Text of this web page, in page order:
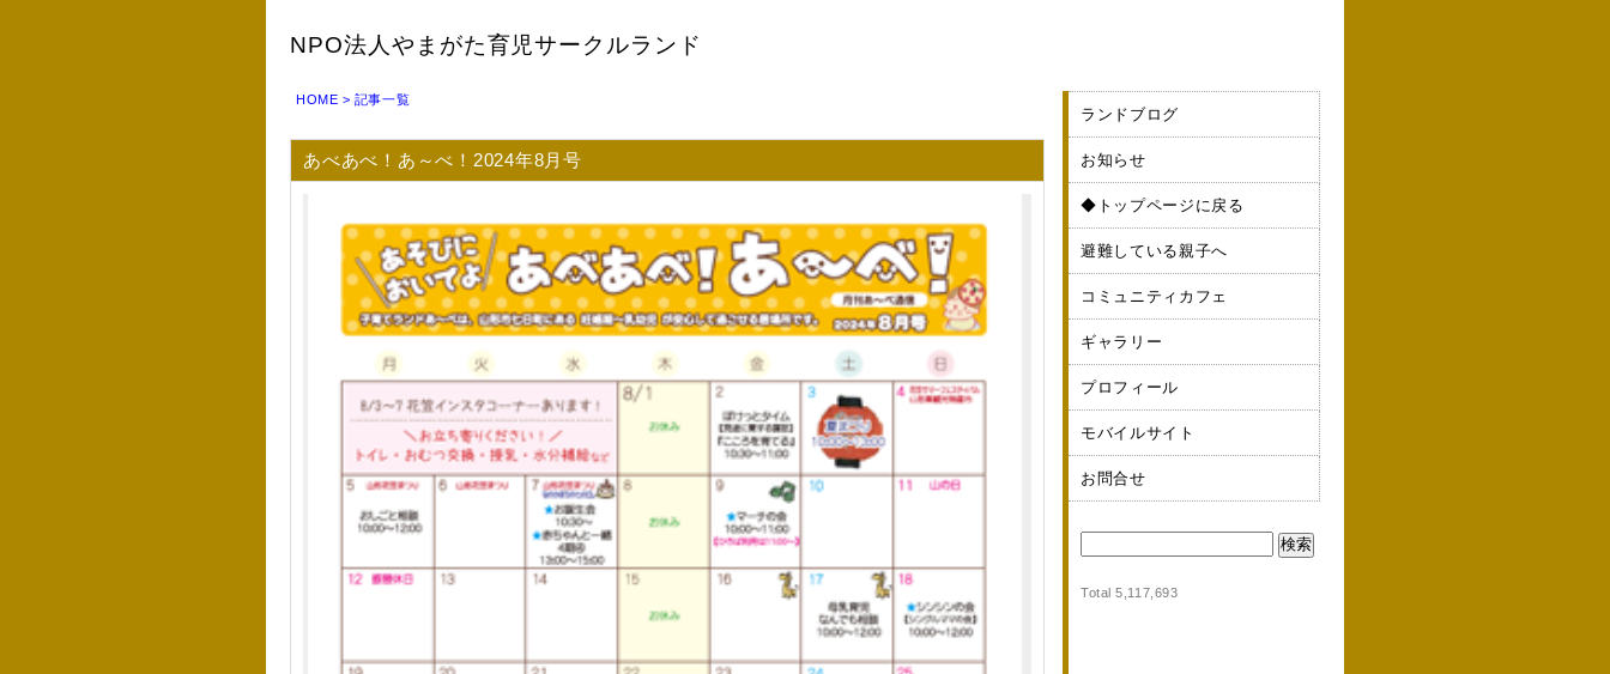
NPO法人やまがた育児サークルランド
HOME > 記事一覧
あべあべ！あ～べ！2024年8月号
ランドブログ
お知らせ
◆トップページに戻る
避難している親子へ
コミュニティカフェ
ギャラリー
プロフィール
モバイルサイト
お問合せ
Total 5,117,693